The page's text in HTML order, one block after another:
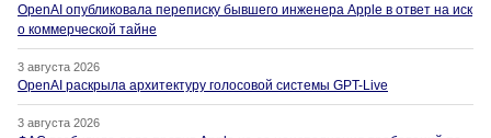
OpenAI опубликовала переписку бывшего инженера Apple в ответ на иск
о коммерческой тайне
3 августа 2026
OpenAI раскрыла архитектуру голосовой системы GPT-Live
3 августа 2026